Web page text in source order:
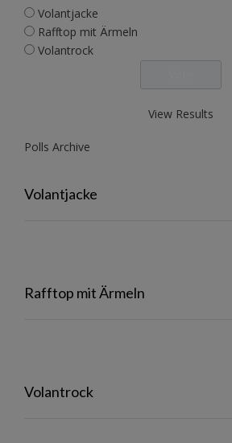
Volantjacke
Rafftop mit Ärmeln
Volantrock
View Results
Polls Archive
Volantjacke
Rafftop mit Ärmeln
Volantrock